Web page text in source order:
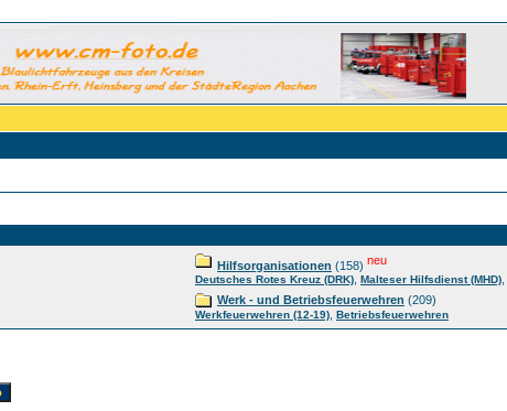
Hilfsorganisationen (158) neu
Deutsches Rotes Kreuz (DRK) Malteser Hilfsdienst (MHD)
Werk - und Betriebsfeuerwehren (209)
Werkfeuerwehren (12-19) Betriebsfeuerwehren